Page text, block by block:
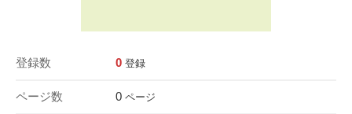
登録数 0 登録
ページ数 0 ページ